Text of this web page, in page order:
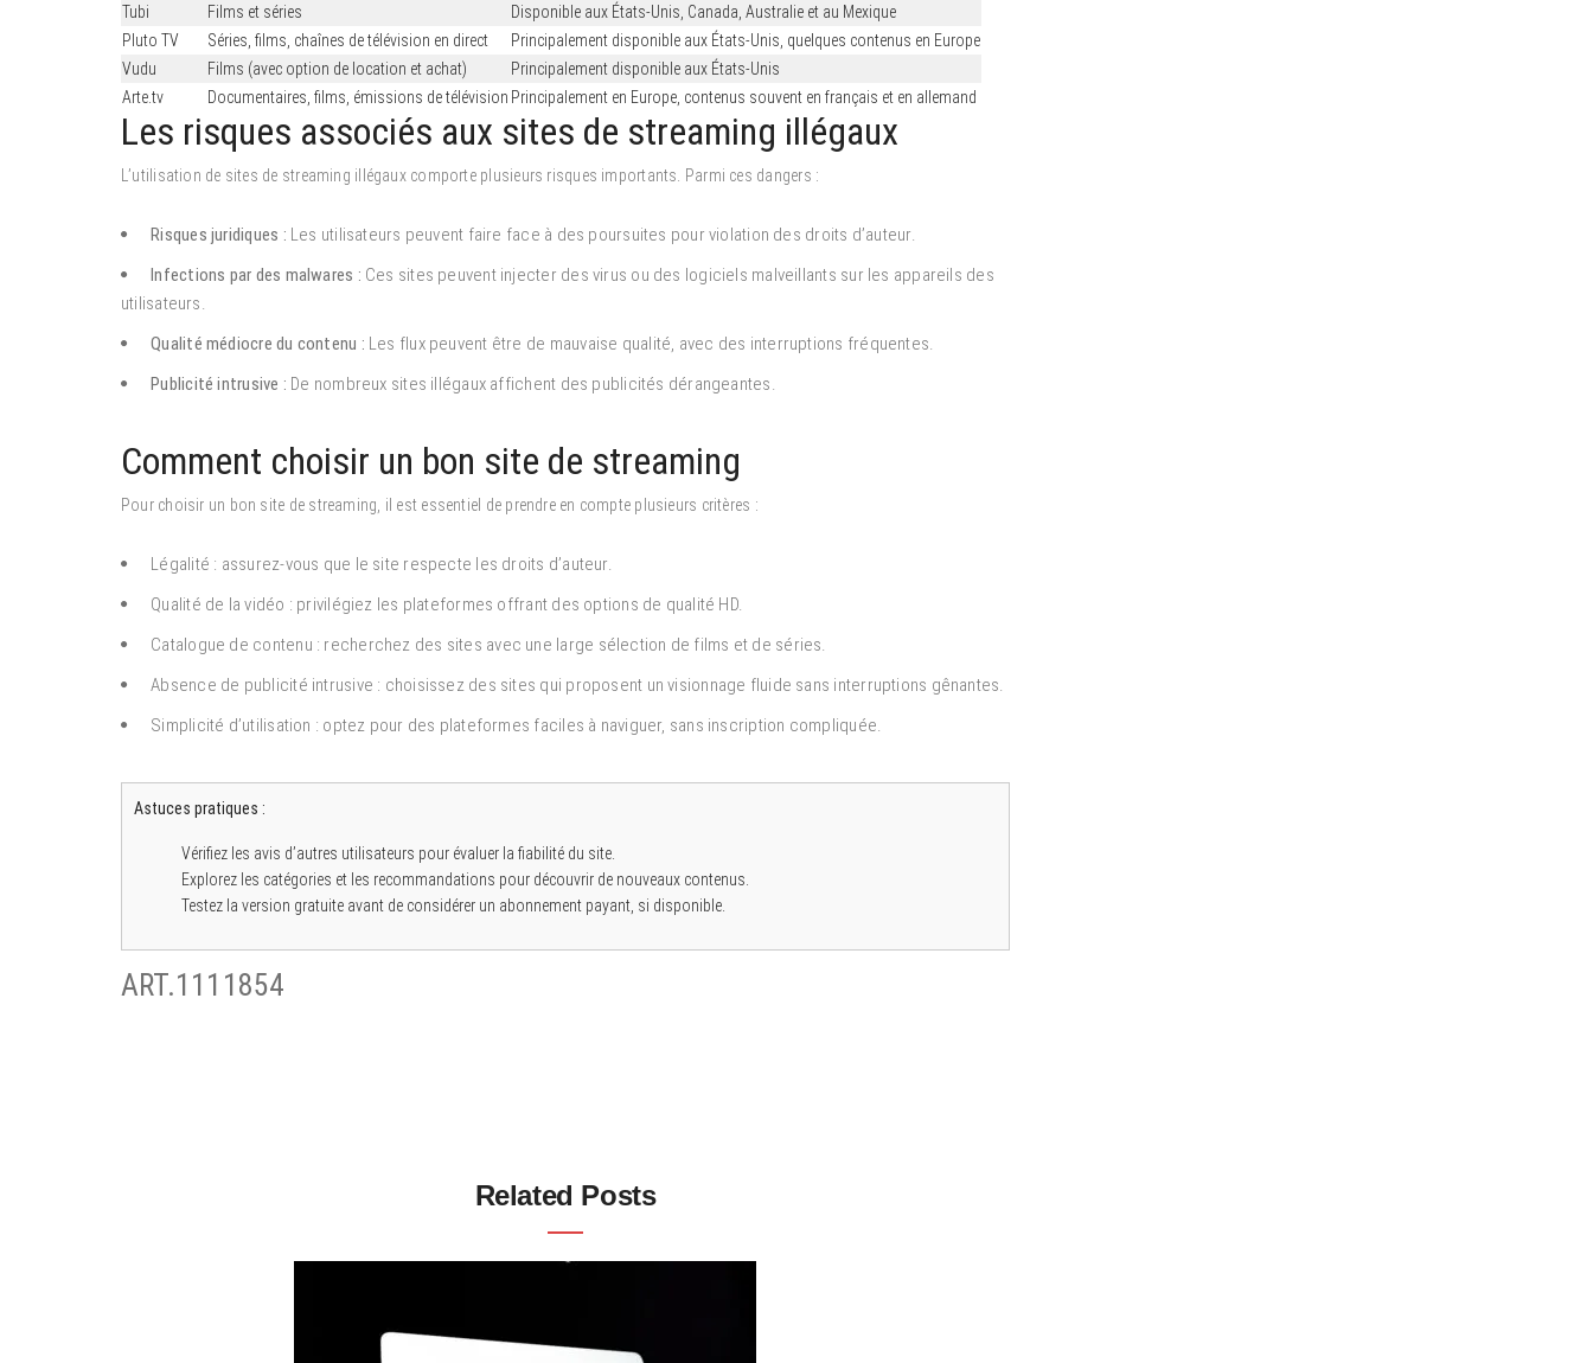
Tubi
Films et séries
Disponible aux États-Unis, Canada, Australie et au Mexique
Pluto TV
Séries, films, chaînes de télévision en direct
Principalement disponible aux États-Unis, quelques contenus en Europe
Vudu
Films (avec option de location et achat)
Principalement disponible aux États-Unis
Arte.tv
Documentaires, films, émissions de télévision Principalement en Europe, contenus souvent en français et en allemand
Les risques associés aux sites de streaming illégaux
L’utilisation de sites de streaming illégaux comporte plusieurs risques importants. Parmi ces dangers :
Risques juridiques : Les utilisateurs peuvent faire face à des poursuites pour violation des droits d’auteur.
Infections par des malwares : Ces sites peuvent injecter des virus ou des logiciels malveillants sur les appareils des
utilisateurs.
Qualité médiocre du contenu : Les flux peuvent être de mauvaise qualité, avec des interruptions fréquentes.
Publicité intrusive : De nombreux sites illégaux affichent des publicités dérangeantes.
Comment choisir un bon site de streaming
Pour choisir un bon site de streaming, il est essentiel de prendre en compte plusieurs critères :
Légalité : assurez-vous que le site respecte les droits d’auteur.
Qualité de la vidéo : privilégiez les plateformes offrant des options de qualité HD.
Catalogue de contenu : recherchez des sites avec une large sélection de films et de séries.
Absence de publicité intrusive : choisissez des sites qui proposent un visionnage fluide sans interruptions gênantes.
Simplicité d’utilisation : optez pour des plateformes faciles à naviguer, sans inscription compliquée.
Astuces pratiques :
Vérifiez les avis d’autres utilisateurs pour évaluer la fiabilité du site.
Explorez les catégories et les recommandations pour découvrir de nouveaux contenus.
Testez la version gratuite avant de considérer un abonnement payant, si disponible.
ART.1111854
Related Posts